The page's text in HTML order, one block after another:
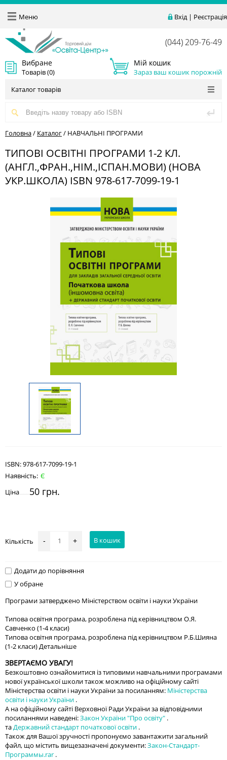
Вхід| Реєстрація
Меню
(044) 209-76-49
Вибране
Товарів (0)
Мій кошик
Зараз ваш кошик порожній
Каталог товарів
Головна/ Каталог/ НАВЧАЛЬНІ ПРОГРАМИ
ТИПОВІ ОСВІТНІ ПРОГРАМИ 1-2 КЛ.
(АНГЛ.,ФРАН.,НІМ.,ІСПАН.МОВИ) (НОВА
УКР.ШКОЛА) ISBN 978-617-7099-19-1
ISBN:978-617-7099-19-1
Наявність: Є
Ціна
50 грн.
Кількість - + В кошик
Додати до порівняння
У обране
Програми затверджено Міністерством освіти і науки України
Типова освітня програма, розроблена під керівництвом О.Я.
Савченко (1-4 класи)
Типова освітня програма, розроблена під керівництвом Р.Б.Шияна
(1-2 класи)Детальніше
ЗВЕРТАЄМО УВАГУ!
Безкоштовно ознайомитися із типовими навчальними програмами
нової української школи також можливо на офіційному сайті
Міністерства освіти і науки України за посиланням: Міністерства
освіти і науки України .
А на офіційному сайті Верховної Ради України за відповідними
посиланнями наведені:Закон України "Про освіту" .
таДержавний стандарт початкової освіти .
Також для Вашої зручності пропонуємо завантажити загальний
файл, що містить вищезазначені документи:Закон-Стандарт-
Программы.rar .